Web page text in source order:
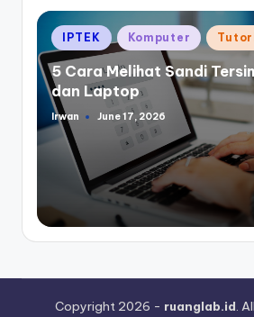
Posted
in
IPTEK Komputer
5 Cara Melihat Sandi
dan Laptop
Posted
by
Irwan June 17, 2026
Copyright 2026 - ruanglab.id.